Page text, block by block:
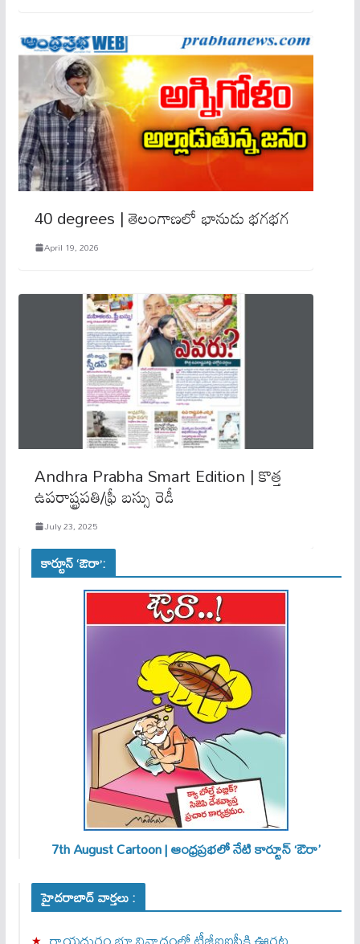
40 degrees | తెలంగాణ‌లో భానుడు భ‌గ‌భ‌గ‌
April 19, 2026
Andhra Prabha Smart Edition | కొత్త
ఉపరాష్ట్రపతి/ఫ్రీ బస్సు రెడీ
July 23, 2025
కార్టూన్ ‘ఔరా’:
7th August Cartoon | ఆంధ్రప్రభలో నేటి కార్టూన్ ‘ఔరా’
హైదరాబాద్ వార్తలు :